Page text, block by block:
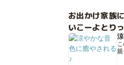
お出かけ家族
いこーよとり